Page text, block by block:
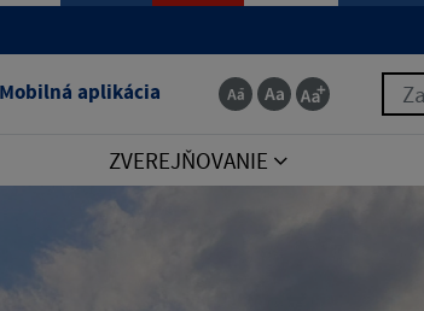
Mobilná aplikácia
ZVEREJŇOVANIE